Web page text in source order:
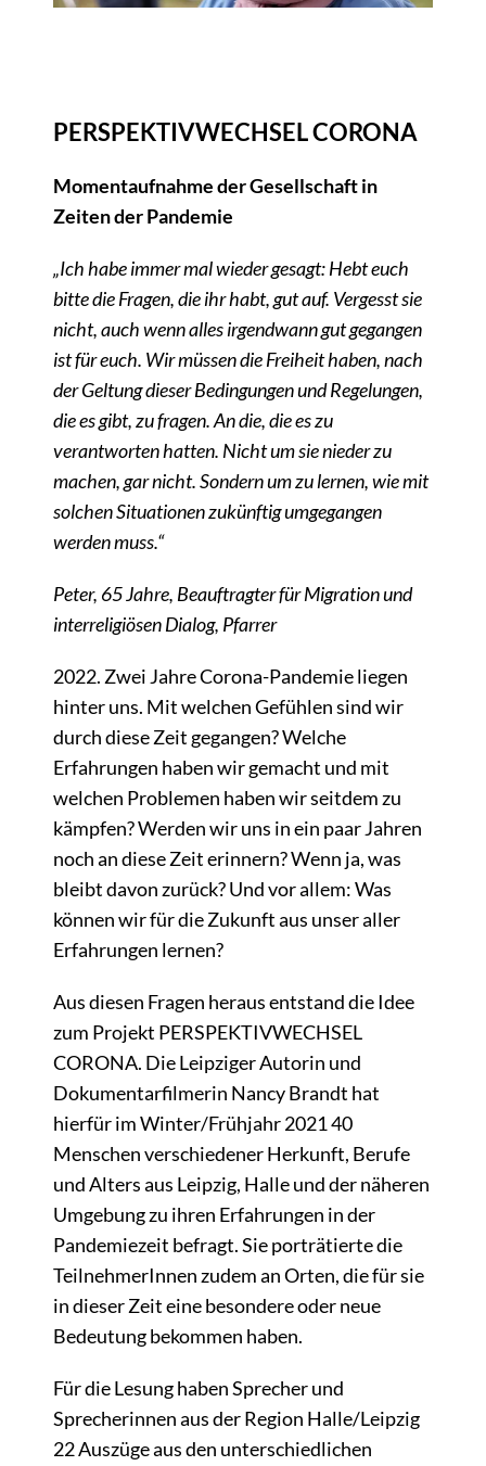
PERSPEKTIVWECHSEL CORONA
Momentaufnahme der Gesellschaft in
Zeiten der Pandemie
„Ich habe immer mal wieder gesagt: Hebt euch
bitte die Fragen, die ihr habt, gut auf. Vergesst sie
nicht, auch wenn alles irgendwann gut gegangen
ist für euch. Wir müssen die Freiheit haben, nach
der Geltung dieser Bedingungen und Regelungen,
die es gibt, zu fragen. An die, die es zu
verantworten hatten. Nicht um sie nieder zu
machen, gar nicht. Sondern um zu lernen, wie mit
solchen Situationen zukünftig umgegangen
werden muss.“
Peter, 65 Jahre, Beauftragter für Migration und
interreligiösen Dialog, Pfarrer
2022. Zwei Jahre Corona-Pandemie liegen
hinter uns. Mit welchen Gefühlen sind wir
durch diese Zeit gegangen? Welche
Erfahrungen haben wir gemacht und mit
welchen Problemen haben wir seitdem zu
kämpfen? Werden wir uns in ein paar Jahren
noch an diese Zeit erinnern? Wenn ja, was
bleibt davon zurück? Und vor allem: Was
können wir für die Zukunft aus unser aller
Erfahrungen lernen?
Aus diesen Fragen heraus entstand die Idee
zum Projekt PERSPEKTIVWECHSEL
CORONA. Die Leipziger Autorin und
Dokumentarfilmerin Nancy Brandt hat
hierfür im Winter/Frühjahr 2021 40
Menschen verschiedener Herkunft, Berufe
und Alters aus Leipzig, Halle und der näheren
Umgebung zu ihren Erfahrungen in der
Pandemiezeit befragt. Sie porträtierte die
TeilnehmerInnen zudem an Orten, die für sie
in dieser Zeit eine besondere oder neue
Bedeutung bekommen haben.
Für die Lesung haben Sprecher und
Sprecherinnen aus der Region Halle/Leipzig
22 Auszüge aus den unterschiedlichen